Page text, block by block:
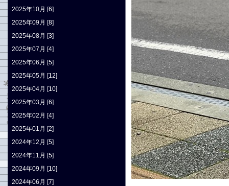
2025年10月 [6]
2025年09月 [8]
2025年08月 [3]
2025年07月 [4]
2025年06月 [5]
2025年05月 [12]
2025年04月 [10]
2025年03月 [6]
2025年02月 [4]
2025年01月 [2]
2024年12月 [5]
2024年11月 [5]
2024年09月 [10]
2024年06月 [7]